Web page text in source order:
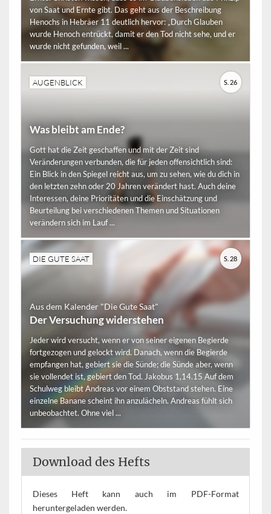
von Saat und Ernte gibt. Das geht aus der Beschreibung
Henochs in Hebräer 11 deutlich hervor: „Durch Glauben
wurde Henoch entrückt, damit er den Tod nicht sehe, und er
wurde nicht gefunden, weil ...
AUGENBLICK
Was bleibt am Ende?
Gott hat die Zeit geschaffen und mit der Zeit sind
Veränderungen verbunden, die für jeden offensichtlich sind:
Ein Blick in den Spiegel reicht aus, um zu sehen, wie du dich in
den letzten zehn oder 20 Jahren verändert hast. Auch deine
Interessen, deine Prioritäten und die Einschätzung und
Beurteilung bei verschiedenen Themen und Situationen
verändern sich im Lauf ...
S. 26
DIE GUTE SAAT
Aus dem Kalender "Die Gute Saat"
Der Versuchung widerstehen
Jeder wird versucht, wenn er von seiner eigenen Begierde
fortgezogen und gelockt wird. Danach, wenn die Begierde
empfangen hat, gebiert sie die Sünde; die Sünde aber, wenn
sie vollendet ist, gebiert den Tod. Jakobus 1,14.15 Auf dem
Schulweg bleibt Andreas vor einem Obststand stehen. Eine
einzelne Banane scheint ihn anzulächeln. Andreas fühlt sich
unbeobachtet. Ohne viel ...
S. 28
Download des Hefts
Dieses Heft kann auch im PDF-Format
heruntergeladen werden.